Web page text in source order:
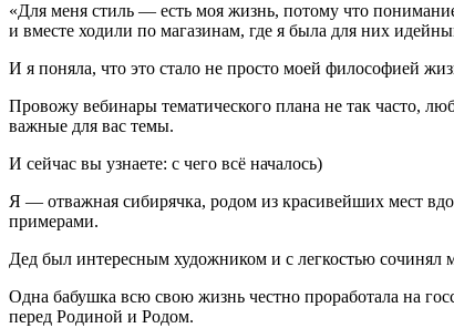
«Для меня стиль — есть моя жизнь, потому что
и вместе ходили по магазинам, где я была для них
И я поняла, что это стало не просто моей философией
Провожу вебинары тематического плана не так часто,
важные для вас темы.
И сейчас вы узнаете: с чего всё началось)
Я — отважная сибирячка, родом из красивейших мест
примерами.
Дед был интересным художником и с легкостью
Одна бабушка всю свою жизнь честно проработала на
перед Родиной и Родом.